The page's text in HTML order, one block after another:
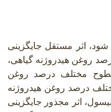
5 مشاهده می شود، اثر مستقل جایگزینی
روغن هیدروژنه گیاهی،
سطوح مختلف درصد روغن
درصد روغن هیدروژنه
اثر مجذور جایگزینی